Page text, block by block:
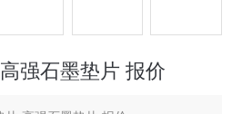
强石墨垫片 报价